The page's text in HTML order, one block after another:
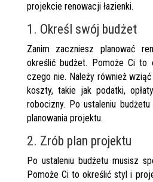
projekcie renowacji łazienki.
1. Określ swój budżet
Zanim zaczniesz planować
określić budżet. Pomoże Ci to
czego nie. Należy również
koszty, takie jak podatki,
robocizny. Po ustaleniu
planowania projektu.
2. Zrób plan projektu
Po ustaleniu budżetu musisz
Pomoże Ci to określić styl i